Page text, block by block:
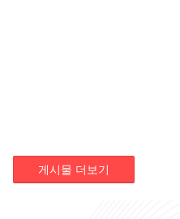
게시물 더보기